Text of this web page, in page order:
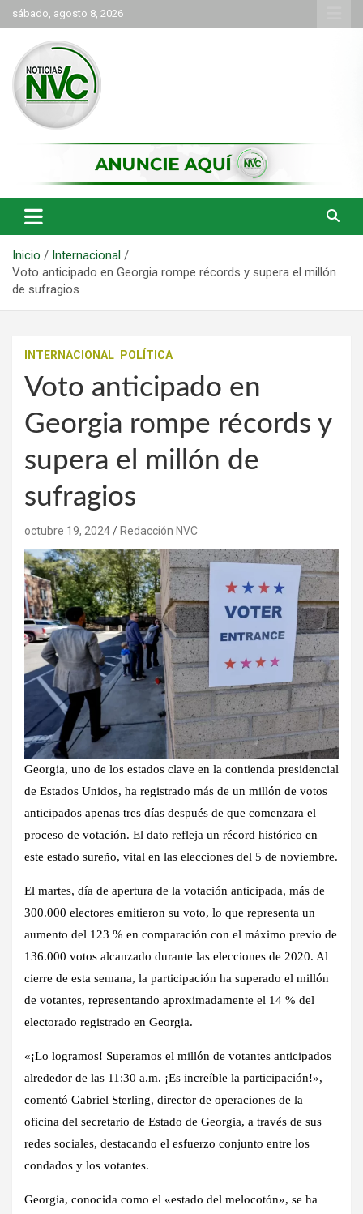
Saltar
al
contenido
sábado, agosto 8, 2026
NVC Noticias
Inicio
Internacional
Voto anticipado en Georgia rompe récords y supera el millón
de sufragios
INTERNACIONAL POLÍTICA
Voto anticipado en
Georgia rompe récords y
supera el millón de
sufragios
octubre 19, 2024 Redacción NVC
Georgia, uno de los estados clave en la contienda presidencial
de Estados Unidos, ha registrado más de un millón de votos
anticipados apenas tres días después de que comenzara el
proceso de votación. El dato refleja un récord histórico en
este estado sureño, vital en las elecciones del 5 de noviembre.
El martes, día de apertura de la votación anticipada, más de
300.000 electores emitieron su voto, lo que representa un
aumento del 123 % en comparación con el máximo previo de
136.000 votos alcanzado durante las elecciones de 2020. Al
cierre de esta semana, la participación ha superado el millón
de votantes, representando aproximadamente el 14 % del
electorado registrado en Georgia.
«¡Lo logramos! Superamos el millón de votantes anticipados
alrededor de las 11:30 a.m. ¡Es increíble la participación!»,
comentó Gabriel Sterling, director de operaciones de la
oficina del secretario de Estado de Georgia, a través de sus
redes sociales, destacando el esfuerzo conjunto entre los
condados y los votantes.
Georgia, conocida como el «estado del melocotón», se ha